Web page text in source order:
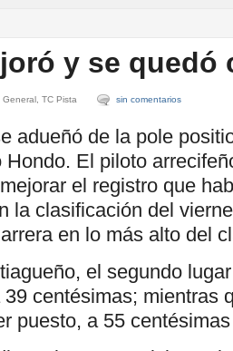
y se quedó
General, TC Pista sin comentarios
adueñó de la pole
Hondo. El piloto
el registro que
la clasificación del
en lo más alto del
el segundo
centésimas; mientras
puesto, a 55